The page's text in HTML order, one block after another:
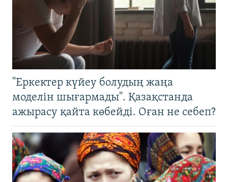
"Еркектер күйеу болудың жаңа
моделін шығармады". Қазақстанда
ажырасу қайта көбейді. Оған не себеп?